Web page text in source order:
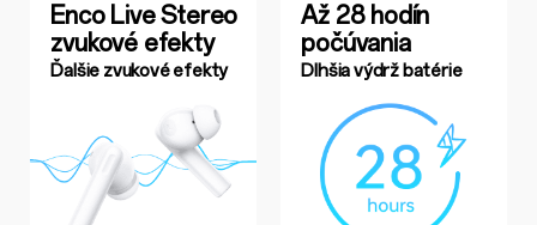
Enco Live Stereo
zvukové efekty
Ďalšie zvukové efekty
Až 28 hodín
počúvania
Dlhšia výdrž batérie